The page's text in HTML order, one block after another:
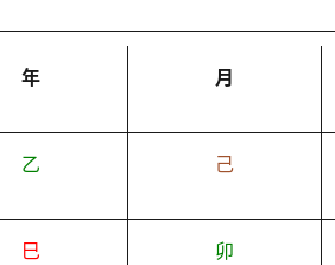
年 月
乙 己
巳 卯